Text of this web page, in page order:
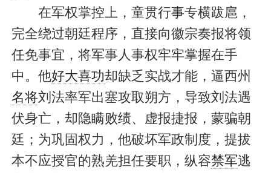
在军权掌控上，童贯行事专横跋扈，
完全绕过朝廷程序，直接向徽宗奏报将领
任免事宜，将军事人事权牢牢掌握在手
中。他好大喜功却缺乏实战才能，逼西州
名将刘法率军出塞攻取朔方，导致刘法遇
伏身亡，却隐瞒败绩、虚报捷报，蒙骗朝
廷；为巩固权力，他破坏军政制度，提拔
本不应授官的熟羌担任要职，纵容禁军逃